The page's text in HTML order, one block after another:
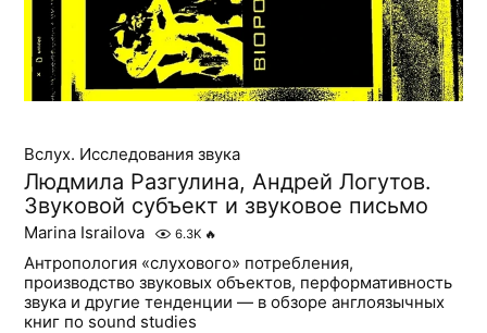
Вслух. Исследования звука
Людмила Разгулина, Андрей Логутов.
Звуковой субъект и звуковое письмо
Marina Israilova 6.3K 🔥
Антропология «слухового» потребления,
производство звуковых объектов, перформативность
звука и другие тенденции — в обзоре англоязычных
книг по sound studies